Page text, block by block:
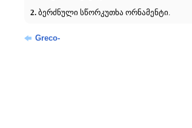
2.ბერძნული სწორკუთხა ორნამენტი.
Greco-